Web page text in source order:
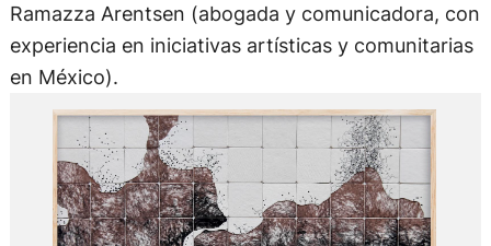
Ramazza Arentsen (abogada y comunicadora, con
experiencia en iniciativas artísticas y comunitarias
en México).